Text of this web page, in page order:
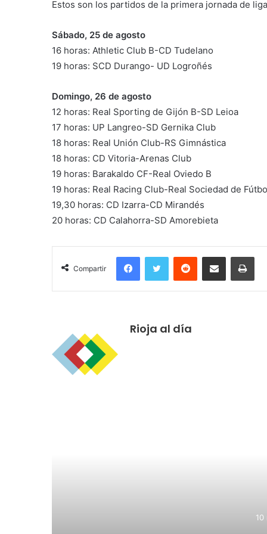
Estos son los partidos de la primera jornada de
Sábado, 25 de agosto
16 horas: Athletic Club B-CD Tudelano
19 horas: SCD Durango- UD Logroñés
Domingo, 26 de agosto
12 horas: Real Sporting de Gijón B-SD Leioa
17 horas: UP Langreo-SD Gernika Club
18 horas: Real Unión Club-RS Gimnástica
18 horas: CD Vitoria-Arenas Club
19 horas: Barakaldo CF-Real Oviedo B
19 horas: Real Racing Club-Real Sociedad de
19,30 horas: CD Izarra-CD Mirandés
20 horas: CD Calahorra-SD Amorebieta
Compartir
Rioja al día
10